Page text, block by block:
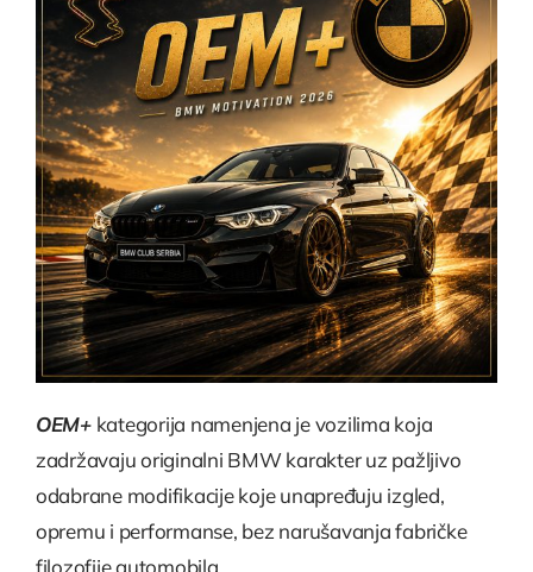
OEM+kategorija namenjena je vozilima koja
zadržavaju originalni BMW karakter uz pažljivo
odabrane modifikacije koje unapređuju izgled,
opremu i performanse, bez narušavanja fabričke
filozofije automobila.